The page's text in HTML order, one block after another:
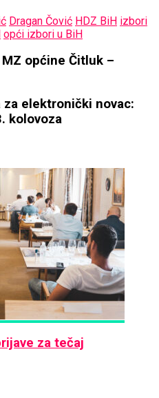
Dragan Čović HDZ BiH izbori
opći izbori u BiH
općine Čitluk –
za elektronički novac:
kolovoza
za tečaj